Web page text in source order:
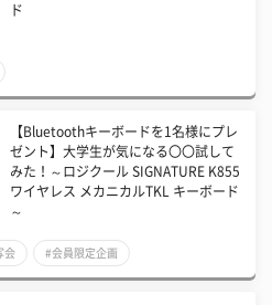
ド
【Bluetoothキーボードを1名様にプレ
ゼント】大学生が気になる〇〇試して
みた！～ロジクール SIGNATURE K855
ワイヤレス メカニカルTKL キーボード
～
会 #会員限定企画